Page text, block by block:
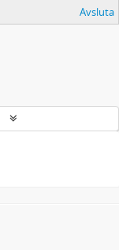
Avsluta